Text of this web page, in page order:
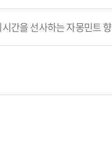
간을 선사하는 자몽민트 향